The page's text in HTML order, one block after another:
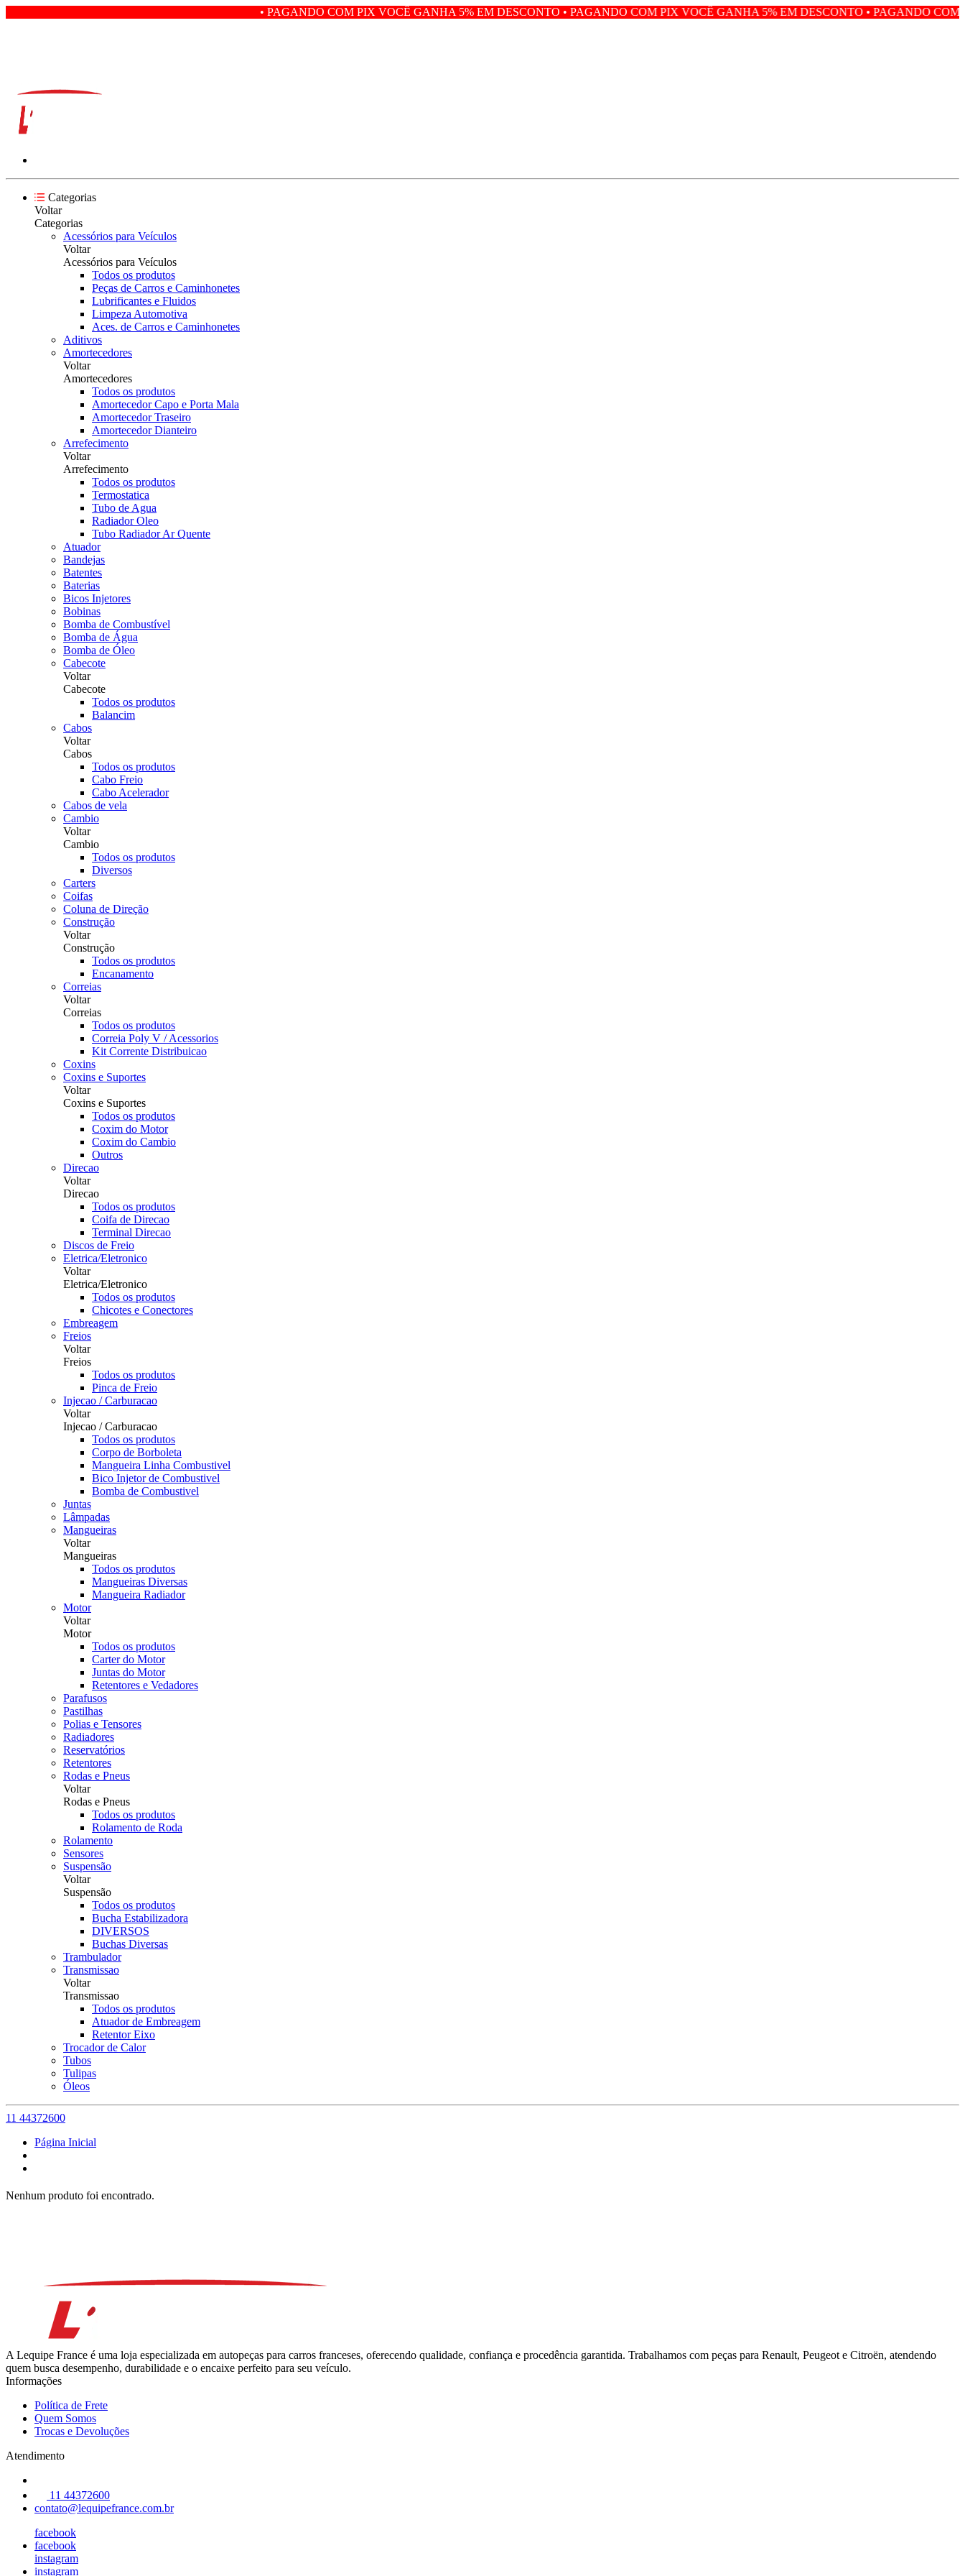
• PAGANDO COM PIX VOCÊ GANHA 5% EM DESCONTO • PAGANDO COM PIX VOCÊ GANHA 5% EM DESCONTO • PAGANDO COM PIX VOCÊ
Categorias
Voltar
Categorias
Acessórios para Veículos
Voltar
Acessórios para Veículos
Todos os produtos
Peças de Carros e Caminhonetes
Lubrificantes e Fluidos
Limpeza Automotiva
Aces. de Carros e Caminhonetes
Aditivos
Amortecedores
Voltar
Amortecedores
Todos os produtos
Amortecedor Capo e Porta Mala
Amortecedor Traseiro
Amortecedor Dianteiro
Arrefecimento
Voltar
Arrefecimento
Todos os produtos
Termostatica
Tubo de Agua
Radiador Oleo
Tubo Radiador Ar Quente
Atuador
Bandejas
Batentes
Baterias
Bicos Injetores
Bobinas
Bomba de Combustível
Bomba de Água
Bomba de Óleo
Cabecote
Voltar
Cabecote
Todos os produtos
Balancim
Cabos
Voltar
Cabos
Todos os produtos
Cabo Freio
Cabo Acelerador
Cabos de vela
Cambio
Voltar
Cambio
Todos os produtos
Diversos
Carters
Coifas
Coluna de Direção
Construção
Voltar
Construção
Todos os produtos
Encanamento
Correias
Voltar
Correias
Todos os produtos
Correia Poly V / Acessorios
Kit Corrente Distribuicao
Coxins
Coxins e Suportes
Voltar
Coxins e Suportes
Todos os produtos
Coxim do Motor
Coxim do Cambio
Outros
Direcao
Voltar
Direcao
Todos os produtos
Coifa de Direcao
Terminal Direcao
Discos de Freio
Eletrica/Eletronico
Voltar
Eletrica/Eletronico
Todos os produtos
Chicotes e Conectores
Embreagem
Freios
Voltar
Freios
Todos os produtos
Pinca de Freio
Injecao / Carburacao
Voltar
Injecao / Carburacao
Todos os produtos
Corpo de Borboleta
Mangueira Linha Combustivel
Bico Injetor de Combustivel
Bomba de Combustivel
Juntas
Lâmpadas
Mangueiras
Voltar
Mangueiras
Todos os produtos
Mangueiras Diversas
Mangueira Radiador
Motor
Voltar
Motor
Todos os produtos
Carter do Motor
Juntas do Motor
Retentores e Vedadores
Parafusos
Pastilhas
Polias e Tensores
Radiadores
Reservatórios
Retentores
Rodas e Pneus
Voltar
Rodas e Pneus
Todos os produtos
Rolamento de Roda
Rolamento
Sensores
Suspensão
Voltar
Suspensão
Todos os produtos
Bucha Estabilizadora
DIVERSOS
Buchas Diversas
Trambulador
Transmissao
Voltar
Transmissao
Todos os produtos
Atuador de Embreagem
Retentor Eixo
Trocador de Calor
Tubos
Tulipas
Óleos
11 44372600
Página Inicial
Nenhum produto foi encontrado.
A Lequipe France é uma loja especializada em autopeças para carros franceses, oferecendo qualidade, confiança e procedência garantida. Trabalhamos com peças para Renault, Peugeot e Citroën, atendendo
quem busca desempenho, durabilidade e o encaixe perfeito para seu veículo.
Informações
Política de Frete
Quem Somos
Trocas e Devoluções
Atendimento
11 44372600
contato@lequipefrance.com.br
facebook
facebook
instagram
instagram